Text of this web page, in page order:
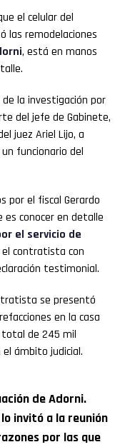
el celular del
las remodelaciones
, está en manos
la investigación por
del jefe de Gabinete,
juez Ariel Lijo, a
funcionario del
por el fiscal Gerardo
conocer en detalle
el servicio de
contratista con
testimonial.
se presentó
en la casa
total de 245 mil
ámbito judicial.
de Adorni.
invitó a la reunión
por las que